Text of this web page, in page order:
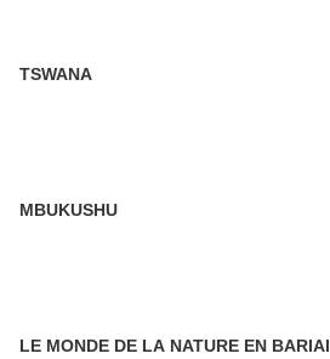
TSWANA
MBUKUSHU
LE MONDE DE LA NATURE EN BARIAI